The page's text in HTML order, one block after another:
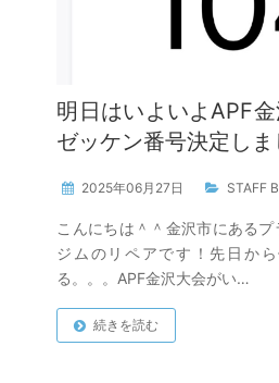
明日はいよいよAPF金
ゼッケン番号決定しま
2025年06月27日 STAFF
こんにちは＾＾金沢市にある
ジムのリペアです！先日か
る。。。APF金沢大会がい…
続きを読む